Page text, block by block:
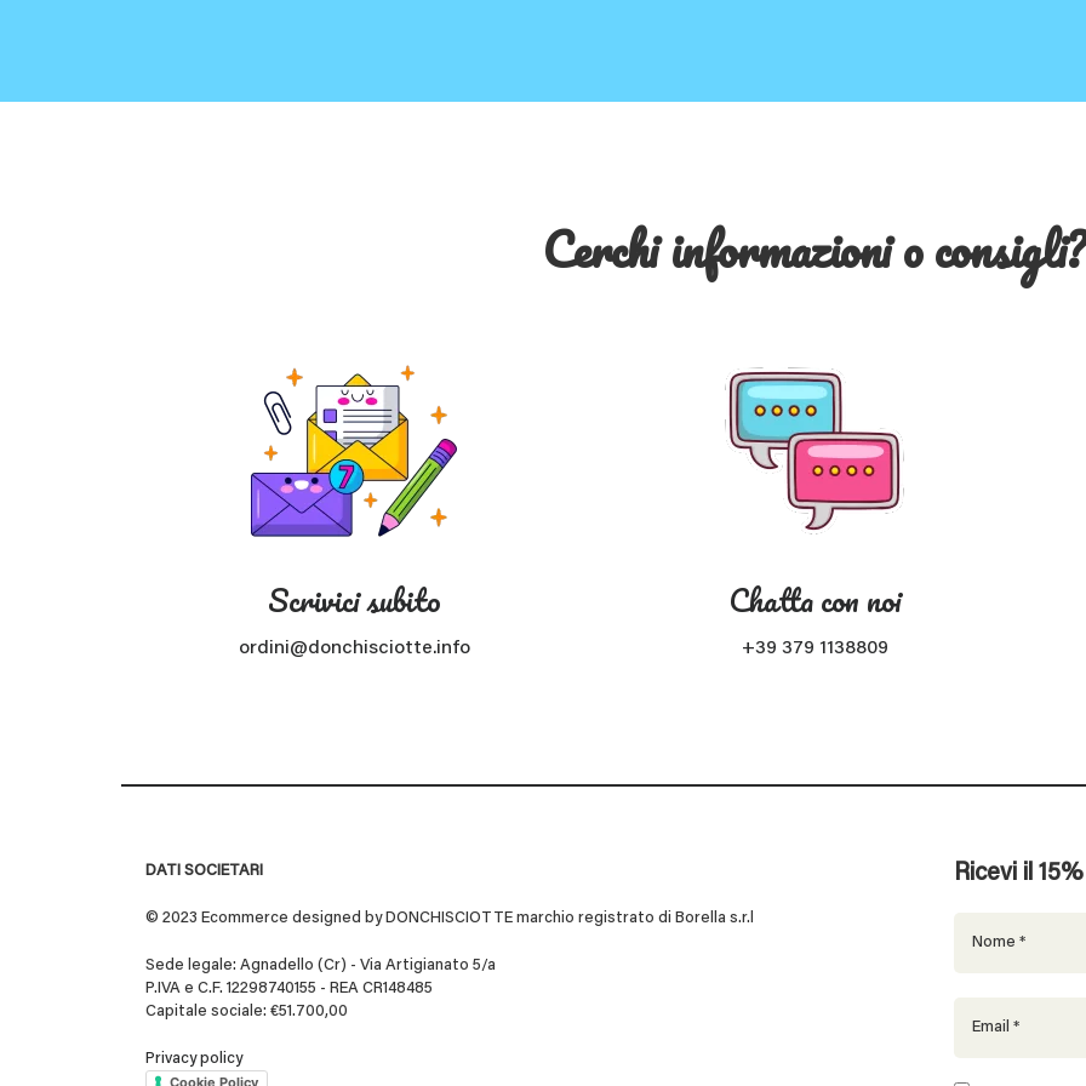
Cerchi informazioni o consigli?
Scrivici subito
ordini@donchisciotte.info
Chatta con noi
+39 379 1138809
DATI SOCIETARI
© 2023 Ecommerce designed by DONCHISCIOTTE marchio registrato di Borella s.r.l
Sede legale: Agnadello (Cr) - Via Artigianato 5/a
P.IVA e C.F. 12298740155 - REA CR148485
Capitale sociale: €51.700,00
Privacy policy
Ricevi il